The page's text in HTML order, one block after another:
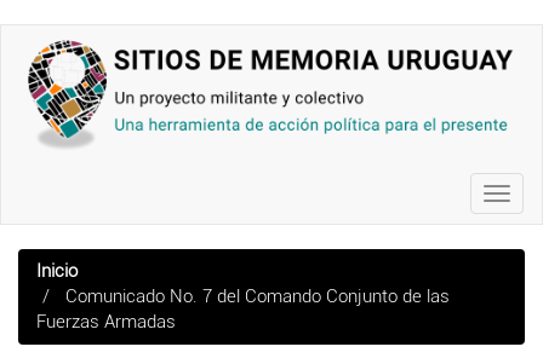
contenido
principal
Inicio
Comunicado No. 7 del Comando Conjunto de las
Fuerzas Armadas